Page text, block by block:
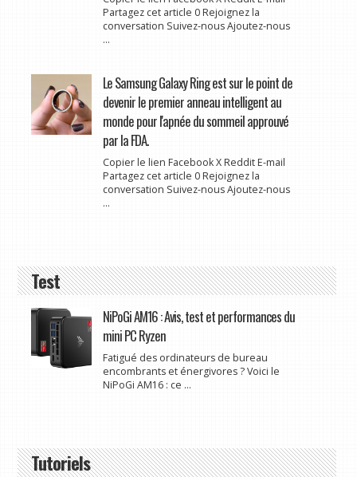
Partagez cet article 0 Rejoignez la
conversation Suivez-nous Ajoutez-nous
...
Le Samsung Galaxy Ring est sur le point de
devenir le premier anneau intelligent au
monde pour l'apnée du sommeil approuvé
par la FDA.
Copier le lien Facebook X Reddit E-mail
Partagez cet article 0 Rejoignez la
conversation Suivez-nous Ajoutez-nous
...
Test
NiPoGi AM16 : Avis, test et performances du
mini PC Ryzen
Fatigué des ordinateurs de bureau
encombrants et énergivores ? Voici le
NiPoGi AM16 : ce ...
Tutoriels